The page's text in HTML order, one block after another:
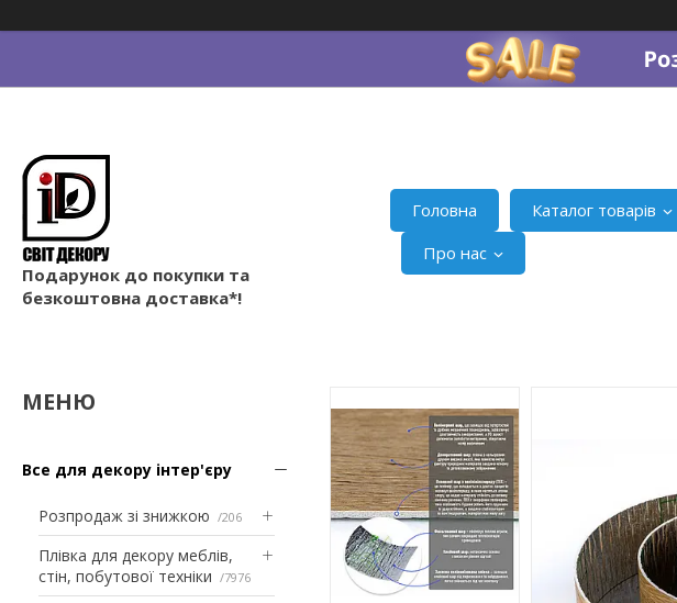
Подарунок до покупки та
безкоштовна доставка*!
Головна Каталог товарів
Про нас
Все для декору інтер'єру
Розпродаж зі знижкою 206
Плівка для декору меблів,
стін, побутової техніки
7976